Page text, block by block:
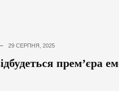
29 СЕРПНЯ, 2025
прем’єра